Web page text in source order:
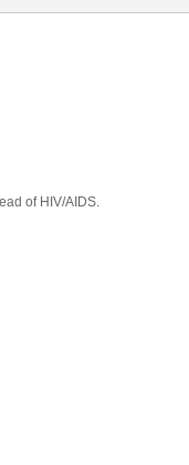
of HIV/AIDS.